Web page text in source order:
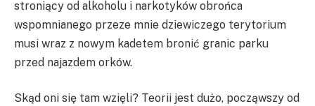
stroniący od alkoholu i narkotyków obrońca
wspomnianego przeze mnie dziewiczego terytorium
musi wraz z nowym kadetem bronić granic parku
przed najazdem orków.
Skąd oni się tam wzięli? Teorii jest dużo, począwszy od